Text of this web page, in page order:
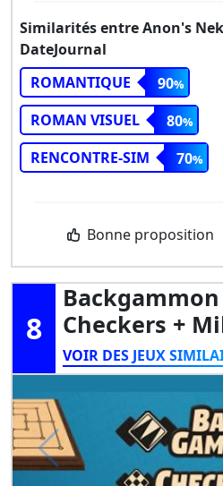
Similarités entre Anon's
DateJournal
ROMANTIQUE
90
ROMAN VISUEL
80
RENCONTRE-SIM
70
Bonne proposition
8
Backgammon
Checkers +
VOIR DES JEUX